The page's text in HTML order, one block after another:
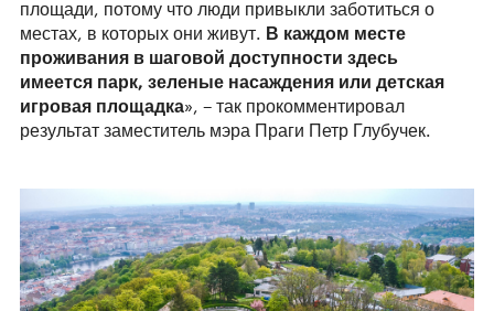
площади, потому что люди привыкли заботиться о
местах, в которых они живут. В каждом месте
проживания в шаговой доступности здесь
имеется парк, зеленые насаждения или детская
игровая площадка», – так прокомментировал
результат заместитель мэра Праги Петр Глубучек.